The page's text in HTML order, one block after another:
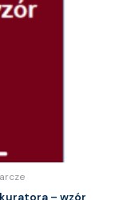
– wzór